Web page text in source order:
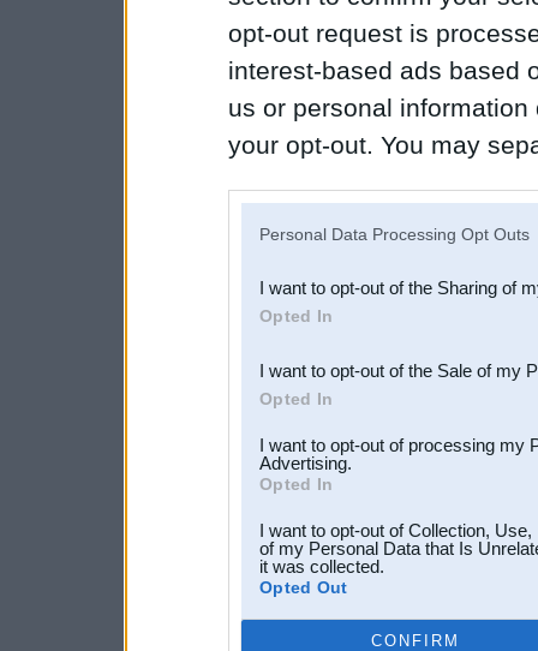
opt-out request is
interest-based ads based
us or personal
your opt-out. You may
Downstream Participants
third parties.
Personal Data Processing Opt Outs
I want to opt-out of the Sharing of
Opted In
I want to opt-out of the Sale of my
Opted In
I want to opt-out of processing my
Advertising.
Opted In
I want to opt-out of Collection,
of my Personal Data that Is
it was collected.
Opted Out
CONFIRM